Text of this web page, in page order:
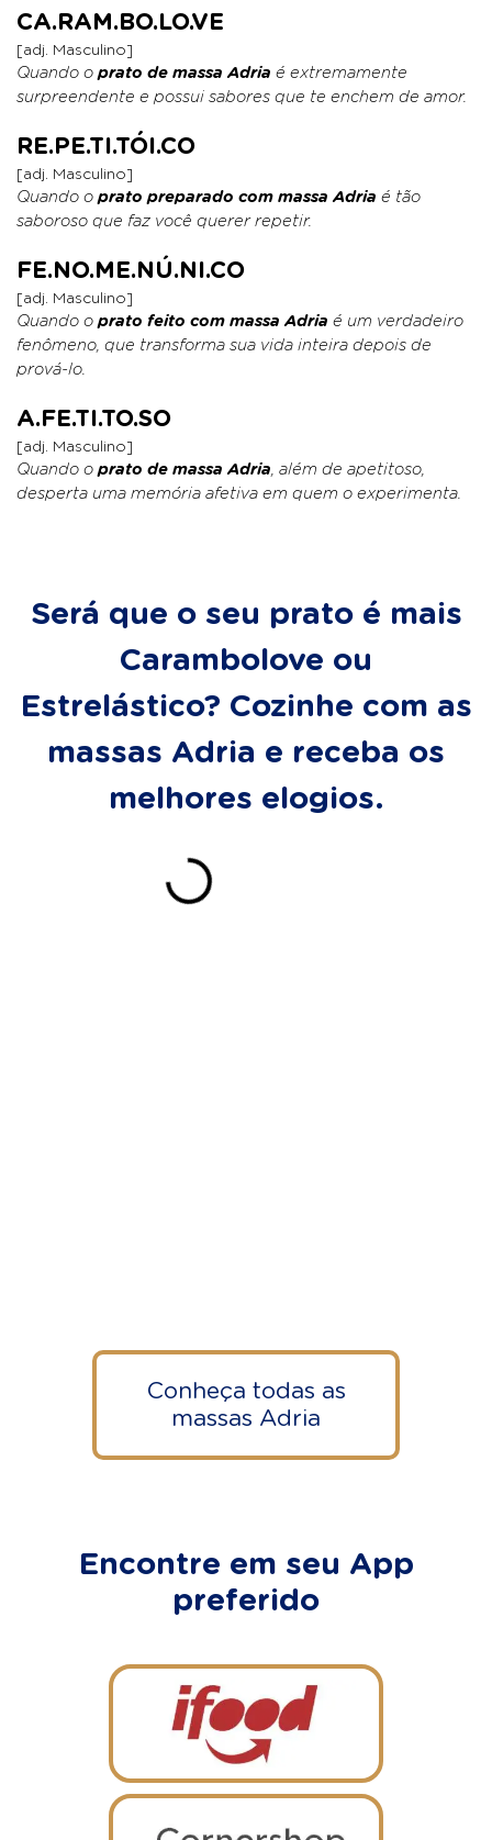
CA.RAM.BO.LO.VE
[adj. Masculino]
Quando o prato de massa Adria é extremamente
surpreendente e possui sabores que te enchem de amor.
RE.PE.TI.TÓI.CO
[adj. Masculino]
Quando o prato preparado com massa Adria é tão
saboroso que faz você querer repetir.
FE.NO.ME.NÚ.NI.CO
[adj. Masculino]
Quando o prato feito com massa Adria é um verdadeiro
fenômeno, que transforma sua vida inteira depois de
prová-lo.
A.FE.TI.TO.SO
[adj. Masculino]
Quando o prato de massa Adria , além de apetitoso,
desperta uma memória afetiva em quem o experimenta.
Será que o seu prato é mais
Carambolove ou
Estrelástico? Cozinhe com as
massas Adria e receba os
melhores elogios.
Conheça todas as
massas Adria
Encontre em seu App
preferido